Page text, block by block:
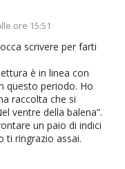
ore 15:51
scrivere per farti
è in linea con
questo periodo. Ho
raccolta che si
ventre della balena”.
un paio di indici
ti ringrazio assai.